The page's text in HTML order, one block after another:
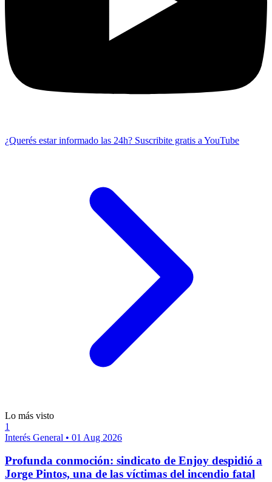
¿Querés estar informado las 24h? Suscribite gratis a YouTube
Lo más visto
1
Interés General • 01 Aug 2026
Profunda conmoción: sindicato de Enjoy despidió a
Jorge Pintos, una de las víctimas del incendio fatal